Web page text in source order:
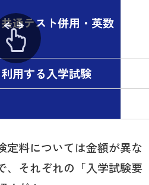
通テスト併用・英数
用する入学試験
料については金額が異な
、それぞれの「入学試験要